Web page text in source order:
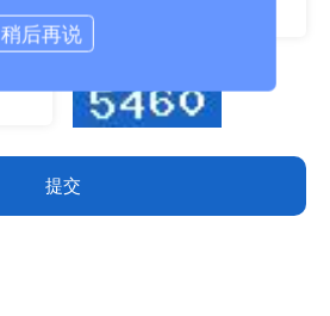
提交
稍后再说